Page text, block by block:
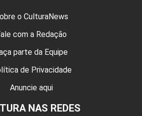
o CulturaNews
com a Redação
parte da Equipe
de Privacidade
Anuncie aqui
NAS REDES